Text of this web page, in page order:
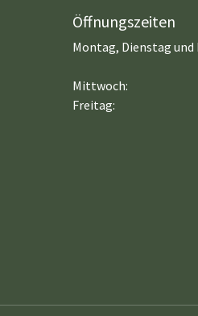
Öffnungszeiten
Montag, Dienstag und
Mittwoch:
Freitag: